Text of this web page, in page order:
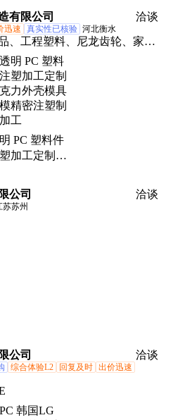
工程塑料
有限公司 洽谈
迅速 真实性已核验 河北衡水
、工程塑料、尼龙齿轮、家电
定制、塑料配件、抗压机械、
塑料外壳、玩具外壳、输送设
衬套齿轮、异形塑胶齿轮、工
定制、注塑尼龙柱销、注塑尼
、耐磨尼龙胶轴、尼龙滑轮齿
PC 塑料件
加工定制亚
密注塑制品
公司 洽谈
苏苏州
公司 洽谈
综合体验L2 回复及时 出价迅速